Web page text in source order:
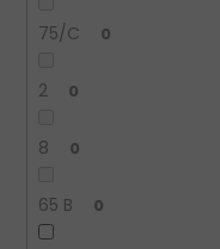
75/C 0
2 0
8 0
65 B 0